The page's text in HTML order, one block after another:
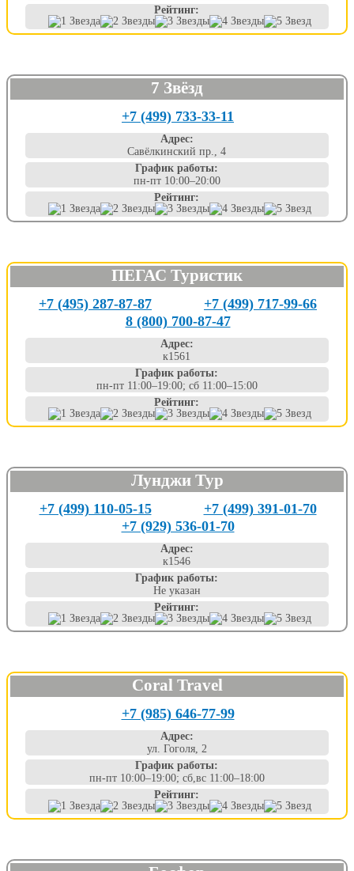
Рейтинг:
7 Звёзд
+7 (499) 733-33-11
Адрес:
Савёлкинский пр., 4
График работы:
пн-пт 10:00–20:00
Рейтинг:
ПЕГАС Туристик
+7 (495) 287-87-87
+7 (499) 717-99-66
8 (800) 700-87-47
Адрес:
к1561
График работы:
пн-пт 11:00–19:00; сб 11:00–15:00
Рейтинг:
Лунджи Тур
+7 (499) 110-05-15
+7 (499) 391-01-70
+7 (929) 536-01-70
Адрес:
к1546
График работы:
Не указан
Рейтинг:
Coral Travel
+7 (985) 646-77-99
Адрес:
ул. Гоголя, 2
График работы:
пн-пт 10:00–19:00; сб,вс 11:00–18:00
Рейтинг: